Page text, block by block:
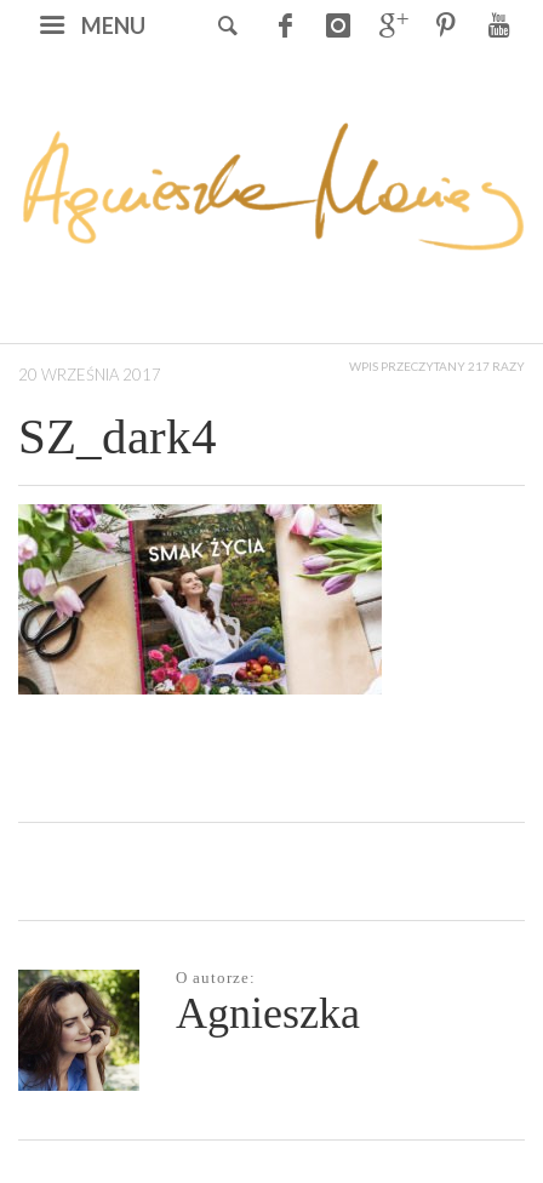
MENU
20 WRZEŚNIA 2017 WPIS PRZECZYTANY 217 RAZY
SZ_dark4
O autorze:
Agnieszka